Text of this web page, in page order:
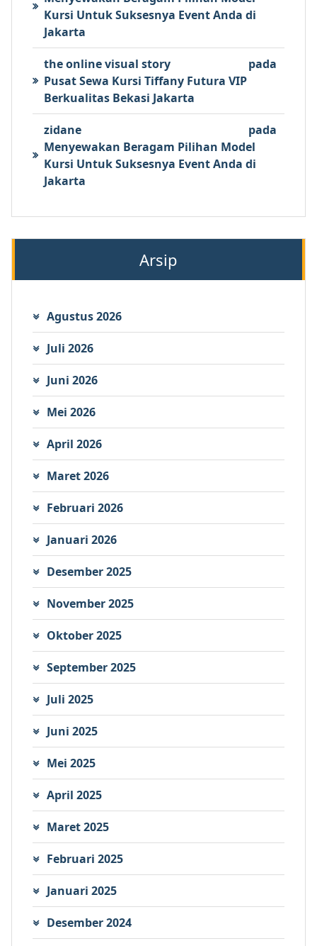
Kursi Untuk Suksesnya Event Anda di
Jakarta
the online visual story
pada
Pusat Sewa Kursi Tiffany Futura VIP
Berkualitas Bekasi Jakarta
zidane
pada
Menyewakan Beragam Pilihan Model
Kursi Untuk Suksesnya Event Anda di
Jakarta
Arsip
Agustus 2026
Juli 2026
Juni 2026
Mei 2026
April 2026
Maret 2026
Februari 2026
Januari 2026
Desember 2025
November 2025
Oktober 2025
September 2025
Juli 2025
Juni 2025
Mei 2025
April 2025
Maret 2025
Februari 2025
Januari 2025
Desember 2024